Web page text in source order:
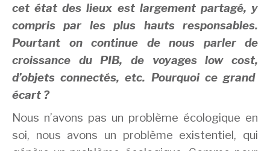
cet état des lieux est largement partagé, y
compris par les plus hauts responsables.
Pourtant on continue de nous parler de
croissance du PIB, de voyageslow cost,
d’objets connectés, etc. Pourquoi ce grand
écart ?
Nous n’avons pas un problème écologique en
soi, nous avons un problème existentiel, qui